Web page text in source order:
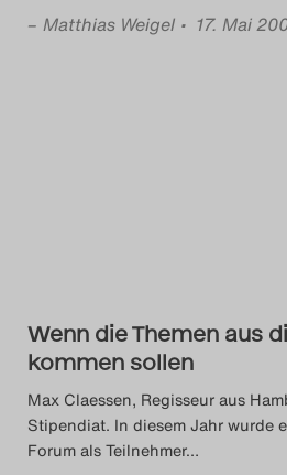
– Matthias Weigel • 17. Mai
Wenn die Themen aus
kommen sollen
Max Claessen, Regisseur aus
Stipendiat. In diesem Jahr wurde
Forum als Teilnehmer…